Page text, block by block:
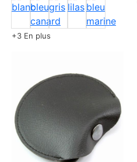
+3 En plus